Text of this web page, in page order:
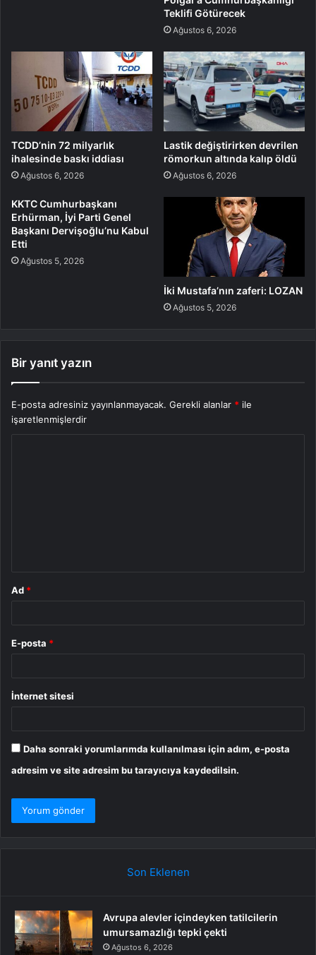
Teklifi Götürecek
Ağustos 6, 2026
TCDD’nin 72 milyarlık
ihalesinde baskı iddiası
Ağustos 6, 2026
Lastik değiştirirken devrilen
römorkun altında kalıp öldü
Ağustos 6, 2026
KKTC Cumhurbaşkanı
Erhürman, İyi Parti Genel
Başkanı Dervişoğlu’nu Kabul
Etti
Ağustos 5, 2026
İki Mustafa’nın zaferi: LOZAN
Ağustos 5, 2026
Bir yanıt yazın
E-posta adresiniz yayınlanmayacak. Gerekli alanlar * ile
işaretlenmişlerdir
Ad *
E-posta *
İnternet sitesi
Daha sonraki yorumlarımda kullanılması için adım, e-posta
adresim ve site adresim bu tarayıcıya kaydedilsin.
Son Eklenen
Avrupa alevler içindeyken tatilcilerin
umursamazlığı tepki çekti
Ağustos 6, 2026